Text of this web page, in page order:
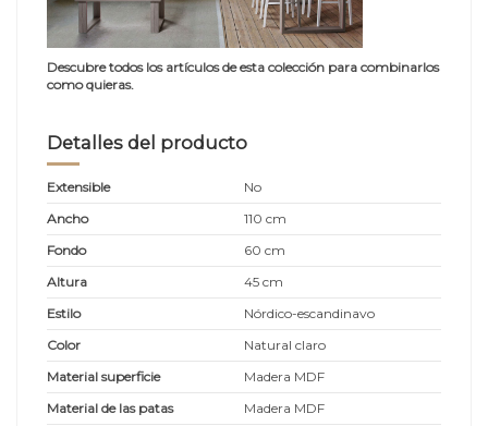
Descubre todos los artículos de esta colección para combinarlos
como quieras.
Detalles del producto
Extensible
No
Ancho
110 cm
Fondo
60 cm
Altura
45 cm
Estilo
Nórdico-escandinavo
Color
Natural claro
Material superficie
Madera MDF
Material de las patas
Madera MDF